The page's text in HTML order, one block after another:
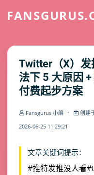
Twitter（X）
法下 5 大原因
付费起步方案
Fansgurus 小编 · 创建
2026-06-25 11:29:21
文章关键词提示：
#推特发推没人看